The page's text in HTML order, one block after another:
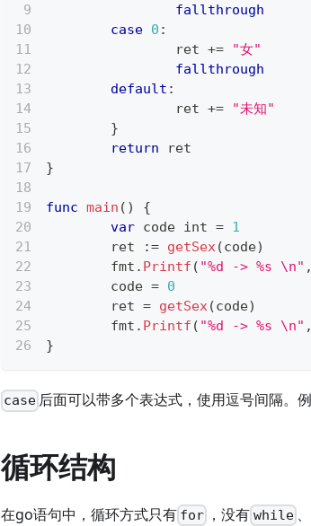
fallthrough
case 0 :
		ret
+=
"女"
fallthrough
default :
		ret
+=
"未知"
}
return ret
}
func main ( )
{
var code int = 1
	ret
:= getSex(code)
	fmt
. Printf ( "%d -> %s \n" ,
	code
= 0
	ret
= getSex(code)
	fmt
. Printf ( "%d -> %s \n" ,
}
case 后面可以带多个表达式，使用逗号间隔。例
循环结构
在go语句中，循环方式只有 for ，没有 while、